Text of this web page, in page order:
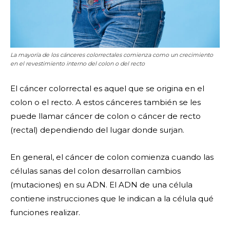
La mayoría de los cánceres colorrectales comienza como un crecimiento
en el revestimiento interno del colon o del recto
El cáncer colorrectal es aquel que se origina en el
colon o el recto. A estos cánceres también se les
puede llamar cáncer de colon o cáncer de recto
(rectal) dependiendo del lugar donde surjan.
En general, el cáncer de colon comienza cuando las
células sanas del colon desarrollan cambios
(mutaciones) en su ADN. El ADN de una célula
contiene instrucciones que le indican a la célula qué
funciones realizar.